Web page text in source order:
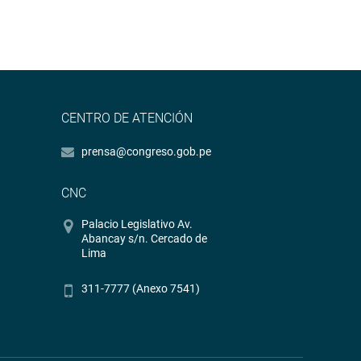
CENTRO DE ATENCIÓN
prensa@congreso.gob.pe
CNC
Palacio Legislativo Av.
Abancay s/n. Cercado de
Lima
311-7777 (Anexo 7541)